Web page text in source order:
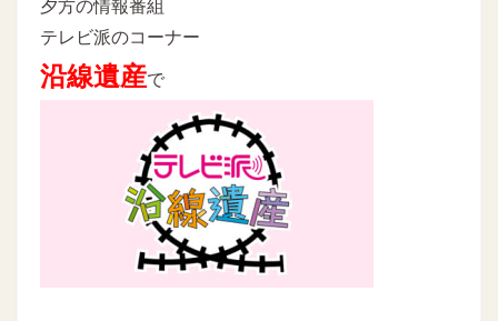
夕方の情報番組
テレビ派のコーナー
沿線遺産で